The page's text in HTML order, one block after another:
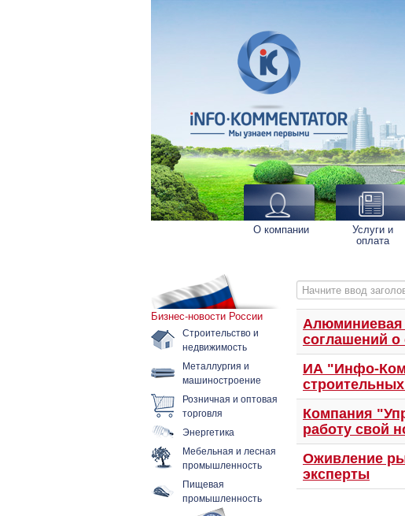
О компании Услуги и
оплата
Бизнес-новости России
Строительство и
недвижимость
Металлургия и
машиностроение
Розничная и оптовая
торговля
Энергетика
Мебельная и лесная
промышленность
Пищевая
промышленность
Начните ввод
Алюминиевая
соглашений о
ИА "Инфо-
Компания
работу свой
Оживление
эксперты